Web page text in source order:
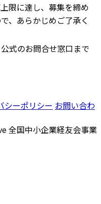
限に達し、募集を締め
、あらかじめご了承く
式のお問合せ窓口まで
シーポリシー お問い合わ
全国中小企業経友会事業